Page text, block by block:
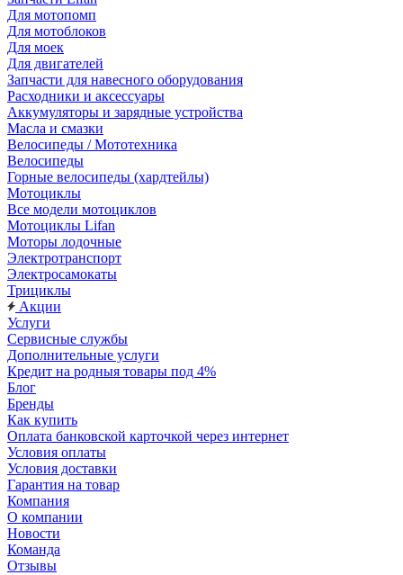
Для мотопомп
Для мотоблоков
Для моек
Для двигателей
Запчасти для навесного оборудования
Расходники и аксессуары
Аккумуляторы и зарядные устройства
Масла и смазки
Велосипеды / Мототехника
Велосипеды
Горные велосипеды (хардтейлы)
Мотоциклы
Все модели мотоциклов
Мотоциклы Lifan
Моторы лодочные
Электротранспорт
Электросамокаты
Трициклы
Акции
Услуги
Сервисные службы
Дополнительные услуги
Кредит на родныя товары под 4%
Блог
Бренды
Как купить
Оплата банковской карточкой через интернет
Условия оплаты
Условия доставки
Гарантия на товар
Компания
О компании
Новости
Команда
Отзывы